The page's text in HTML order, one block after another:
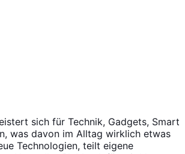
sich für Technik, Gadgets, Smart
was davon im Alltag wirklich etwas
Technologien, teilt eigene